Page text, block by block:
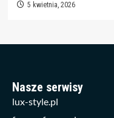
5 kwietnia, 2026
Nasze serwisy
lux-style.pl